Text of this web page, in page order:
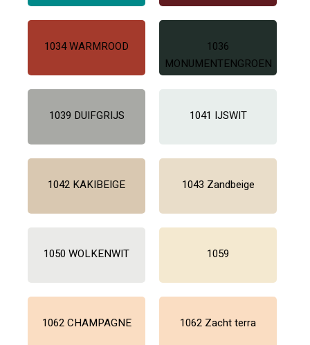
1034 WARMROOD
1036
MONUMENTENGROEN
1039 DUIFGRIJS 1041 IJSWIT
1042 KAKIBEIGE 1043 Zandbeige
1050 WOLKENWIT 1059
1062 CHAMPAGNE 1062 Zacht terra